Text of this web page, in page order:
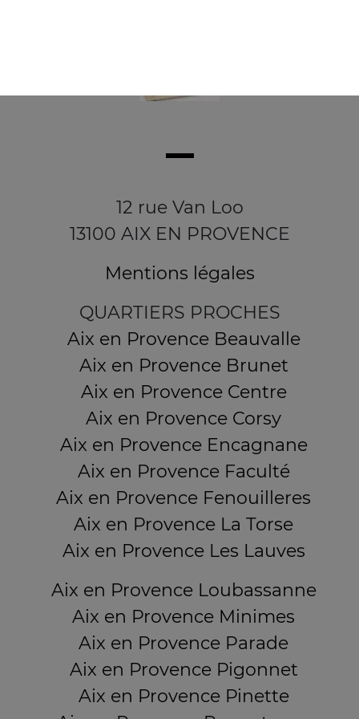
12 rue Van Loo
13100 AIX EN PROVENCE
Mentions légales
QUARTIERS PROCHES
Aix en Provence Beauvalle
Aix en Provence Brunet
Aix en Provence Centre
Aix en Provence Corsy
Aix en Provence Encagnane
Aix en Provence Faculté
Aix en Provence Fenouilleres
Aix en Provence La Torse
Aix en Provence Les Lauves
Aix en Provence Loubassanne
Aix en Provence Minimes
Aix en Provence Parade
Aix en Provence Pigonnet
Aix en Provence Pinette